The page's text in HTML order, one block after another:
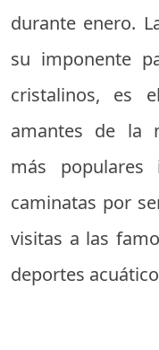
durante enero.
su imponente
cristalinos, es
amantes de la
más populares
caminatas por
visitas a las
deportes